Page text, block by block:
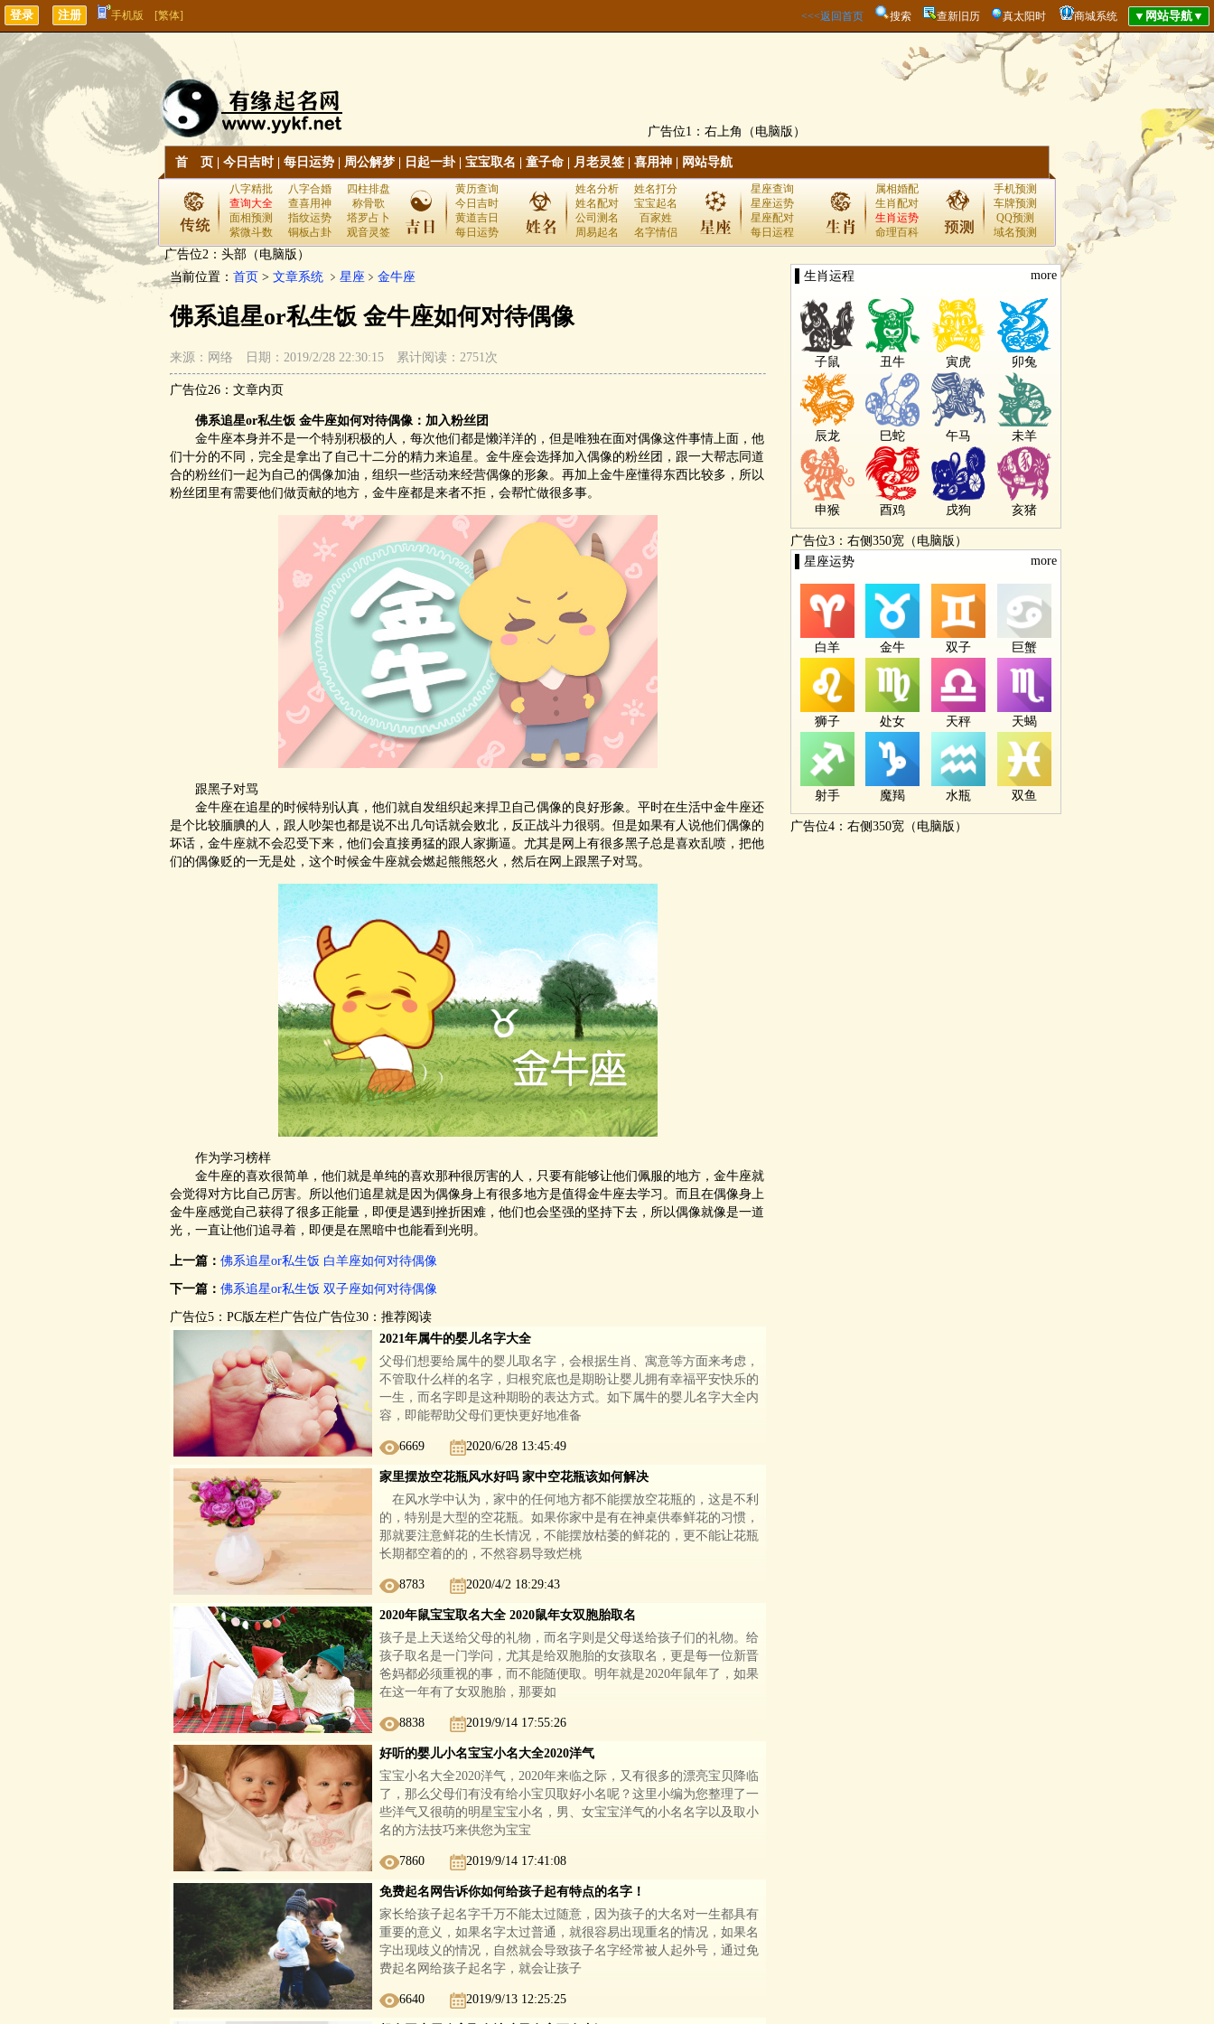
手机版 [繁体] <<<返回首页 搜索 查新旧历 真太阳时 商城系统
广告位1：右上角（电脑版）
首 页 今日吉时| 每日运势 周公解梦 日起一卦| 宝宝取名 童子命 月老灵签 喜用神 网站导航
八字精批 八字合婚
四柱排盘
查询大全
查喜用神
称骨歌
面相预测
指纹运势
塔罗占卜
紫微斗数
铜板占卦 观音灵签
黄历查询
今日吉时
黄道吉日
每日运势
姓名分析
姓名打分
姓名配对
宝宝起名
公司测名
百家姓
周易起名
名字情侣
星座查询
星座运势
星座配对
每日运程
属相婚配
生肖配对
生肖运势
命理百科
手机预测
车牌预测
QQ预测
域名预测
广告位2：头部（电脑版）
当前位置： 首页 > 文章系统 ﹥ 星座 ﹥ 金牛座
佛系追星or私生饭 金牛座如何对待偶像
来源：网络 日期：2019/2/28 22:30:15 累计阅读：2751次
广告位26：文章内页
佛系追星or私生饭 金牛座如何对待偶像：加入粉丝团
金牛座本身并不是一个特别积极的人，每次他们都是懒洋洋的，但是唯独在面对偶像这件事情上面，他
们十分的不同，完全是拿出了自己十二分的精力来追星。金牛座会选择加入偶像的粉丝团，跟一大帮志同道
合的粉丝们一起为自己的偶像加油，组织一些活动来经营偶像的形象。再加上金牛座懂得东西比较多，所以
粉丝团里有需要他们做贡献的地方，金牛座都是来者不拒，会帮忙做很多事。
跟黑子对骂
金牛座在追星的时候特别认真，他们就自发组织起来捍卫自己偶像的良好形象。平时在生活中金牛座还
是个比较腼腆的人，跟人吵架也都是说不出几句话就会败北，反正战斗力很弱。但是如果有人说他们偶像的
坏话，金牛座就不会忍受下来，他们会直接勇猛的跟人家撕逼。尤其是网上有很多黑子总是喜欢乱喷，把他
们的偶像贬的一无是处，这个时候金牛座就会燃起熊熊怒火，然后在网上跟黑子对骂。
作为学习榜样
金牛座的喜欢很简单，他们就是单纯的喜欢那种很厉害的人，只要有能够让他们佩服的地方，金牛座就
会觉得对方比自己厉害。所以他们追星就是因为偶像身上有很多地方是值得金牛座去学习。而且在偶像身上
金牛座感觉自己获得了很多正能量，即便是遇到挫折困难，他们也会坚强的坚持下去，所以偶像就像是一道
光，一直让他们追寻着，即便是在黑暗中也能看到光明。
上一篇： 佛系追星or私生饭 白羊座如何对待偶像
下一篇： 佛系追星or私生饭 双子座如何对待偶像
广告位5：PC版左栏广告位广告位30：推荐阅读
2021年属牛的婴儿名字大全
父母们想要给属牛的婴儿取名字，会根据生肖、寓意等方面来考虑，
不管取什么样的名字，归根究底也是期盼让婴儿拥有幸福平安快乐的
一生，而名字即是这种期盼的表达方式。如下属牛的婴儿名字大全内
容，即能帮助父母们更快更好地准备
6669 2020/6/28 13:45:49
家里摆放空花瓶风水好吗 家中空花瓶该如何解决
在风水学中认为，家中的任何地方都不能摆放空花瓶的，这是不利
的，特别是大型的空花瓶。如果你家中是有在神桌供奉鲜花的习惯，
那就要注意鲜花的生长情况，不能摆放枯萎的鲜花的，更不能让花瓶
长期都空着的的，不然容易导致烂桃
8783 2020/4/2 18:29:43
2020年鼠宝宝取名大全 2020鼠年女双胞胎取名
孩子是上天送给父母的礼物，而名字则是父母送给孩子们的礼物。给
孩子取名是一门学问，尤其是给双胞胎的女孩取名，更是每一位新晋
爸妈都必须重视的事，而不能随便取。明年就是2020年鼠年了，如果
在这一年有了女双胞胎，那要如
8838 2019/9/14 17:55:26
好听的婴儿小名宝宝小名大全2020洋气
宝宝小名大全2020洋气，2020年来临之际，又有很多的漂亮宝贝降临
了，那么父母们有没有给小宝贝取好小名呢？这里小编为您整理了一
些洋气又很萌的明星宝宝小名，男、女宝宝洋气的小名名字以及取小
名的方法技巧来供您为宝宝
7860 2019/9/14 17:41:08
免费起名网告诉你如何给孩子起有特点的名字！
家长给孩子起名字千万不能太过随意，因为孩子的大名对一生都具有
重要的意义，如果名字太过普通，就很容易出现重名的情况，如果名
字出现歧义的情况，自然就会导致孩子名字经常被人起外号，通过免
费起名网给孩子起名字，就会让孩子
6640 2019/9/13 12:25:25
▌生肖运程 more
子鼠 丑牛 寅虎 卯兔
辰龙 巳蛇 午马 未羊
申猴 酉鸡 戌狗 亥猪
广告位3：右侧350宽（电脑版）
▌星座运势
more
白羊 金牛 双子 巨蟹
狮子 处女 天秤 天蝎
射手 魔羯 水瓶 双鱼
广告位4：右侧350宽（电脑版）